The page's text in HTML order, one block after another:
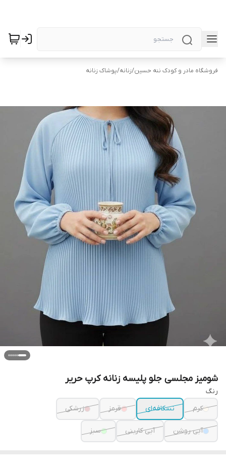
فروشگاه مادر و کودک ننه حسین/زنانه/پوشاک زنانه
شومیز مجلسی جلو پلیسه زنانه کرپ حریر
رنگ
کرم
نسکافه‌ای قرمز زرشکی
آبی روشن آبی کاربنی سبز